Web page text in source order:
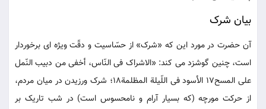
بیان شرک
آن حضرت در مورد این که «شرک» از حسّاسیت و دقّت ویژه ای برخوردار
است، چنین گوشزد می کند: «الاشراک فی النّاس، أخفی من دبیب النّمل
علی المسح17 الأسود فی اللّیلة المظلمة18؛ شرک ورزیدن در میان مردم،
از حرکت مورچه (که بسیار آرام و نامحسوس است) در شب تاریک بر